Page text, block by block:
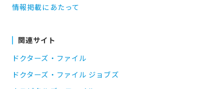
情報掲載にあたって
関連サイト
ドクターズ・ファイル
ドクターズ・ファイル ジョブズ